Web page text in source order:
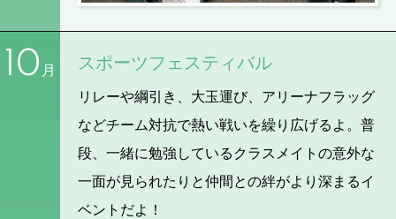
10 月 スポーツフェスティバル
リレーや綱引き、大玉運び、アリーナフラッグ
などチーム対抗で熱い戦いを繰り広げるよ。普
段、一緒に勉強しているクラスメイトの意外な
一面が見られたりと仲間との絆がより深まるイ
ベントだよ！